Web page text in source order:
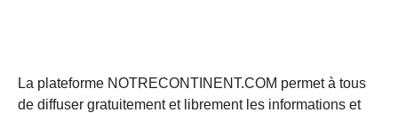
La plateforme NOTRECONTINENT.COM permet à tous
de diffuser gratuitement et librement les informations et